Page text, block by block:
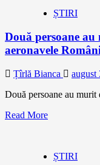
ȘTIRI
Două persoane
aeronavele
Țîrlă Bianca
august
Două persoane au
Read More
ȘTIRI